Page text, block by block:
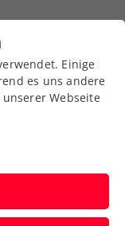
Einige
es uns andere
Webseite